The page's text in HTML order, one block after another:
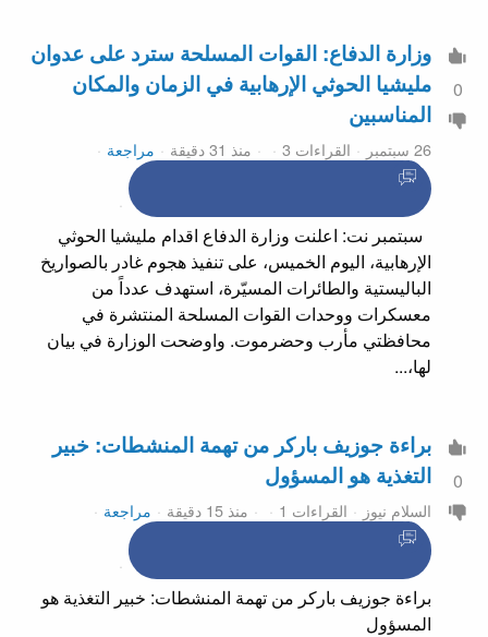
0
وزارة الدفاع: القوات المسلحة سترد على عدوان
مليشيا الحوثي الإرهابية في الزمان والمكان
المناسبين
26 سبتمبر القراءات 3 منذ 31 دقيقة مراجعة
سبتمبر نت: اعلنت وزارة الدفاع اقدام مليشيا الحوثي
الإرهابية، اليوم الخميس، على تنفيذ هجوم غادر بالصواريخ
الباليستية والطائرات المسيّرة، استهدف عدداً من
معسكرات ووحدات القوات المسلحة المنتشرة في
محافظتي مأرب وحضرموت. واوضحت الوزارة في بيان
لها،...
0
براءة جوزيف باركر من تهمة المنشطات: خبير
التغذية هو المسؤول
السلام نيوز القراءات 1 منذ 15 دقيقة مراجعة
براءة جوزيف باركر من تهمة المنشطات: خبير التغذية هو
المسؤول